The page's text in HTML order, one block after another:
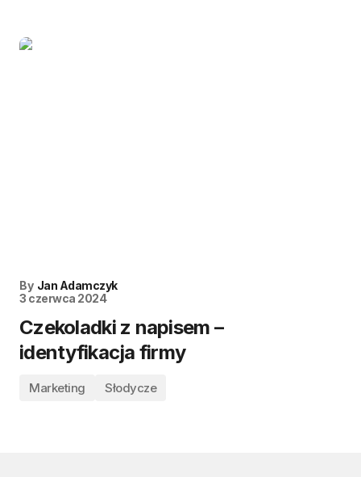
By Jan Adamczyk
3 czerwca 2024
Czekoladki z napisem –
identyfikacja firmy
Marketing Słodycze